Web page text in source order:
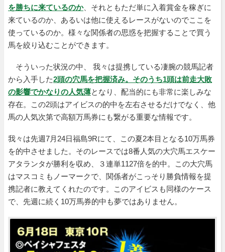
を勝ちに来ているのか、それともただ単に入着賞金を稼ぎに
来ているのか、あるいは他に使えるレースがないのでここを
使っているのか。様々な関係者の思惑を把握することで買う
馬を絞り込むことができます。
そういった状況の中、 我々は提携している凄腕の競馬記者
から入手した2頭の穴馬を把握済み。そのうち1頭は前走大敗
の影響でかなりの人気薄となり、配当的にも非常に楽しみな
存在。この2頭はアイビスの的中を左右させるだけでなく、他
馬の人気次第で高額万馬券にも繋がる重要な情報です。
我々は先週7月24日福島9Rにて、この夏2本目となる10万馬券
を的中させました。そのレースでは8番人気の大穴馬エスケー
アタランタが勝利を収め、３連単1127倍を的中。この大穴馬
はマスコミもノーマークで、関係者がこっそり勝負情報を提
携記者に教えてくれたのです。このアイビスも同様のケース
で、先週に続く10万馬券的中も夢ではありません。